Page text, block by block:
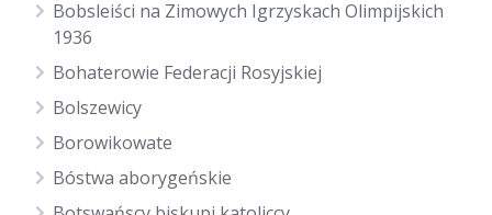
Bobsleiści na Zimowych Igrzyskach Olimpijskich
1936
Bohaterowie Federacji Rosyjskiej
Bolszewicy
Borowikowate
Bóstwa aborygeńskie